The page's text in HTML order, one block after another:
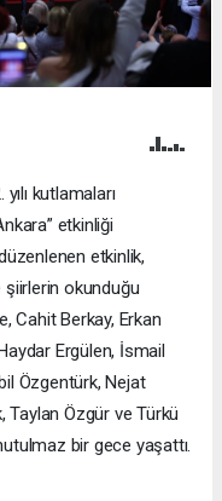
kutlamaları
etkinliği
etkinlik,
şiirlerin okunduğu
Cahit Berkay, Erkan
Ergülen, İsmail
Özgentürk, Nejat
Taylan Özgür ve Türkü
bir gece yaşattı.